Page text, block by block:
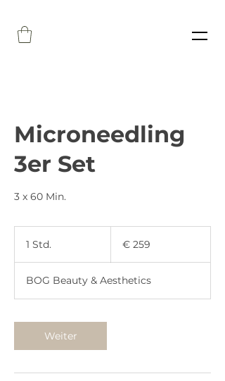
Microneedling
3er Set
3 x 60 Min.
1 Std.
d
€ 259
BOG Beauty & Aesthetics
Weiter